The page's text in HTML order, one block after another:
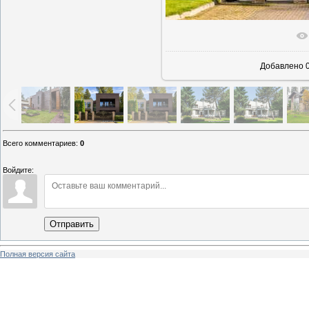
В
Добавлено
Всего комментариев: 0
Войдите:
Отправить
Полная версия сайта